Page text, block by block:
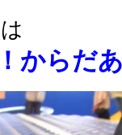
は
からだ